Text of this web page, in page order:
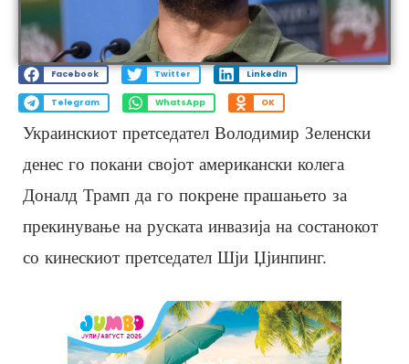
Facebook Twitter LinkedIn
Telegram WhatsApp OK
Украинскиот претседател Володимир Зеленски
денес го покани својот американски колега
Доналд Трамп да го покрене прашањето за
прекинување на руската инвазија на состанокот
со кинескиот претседател Шји Џјинпинг.